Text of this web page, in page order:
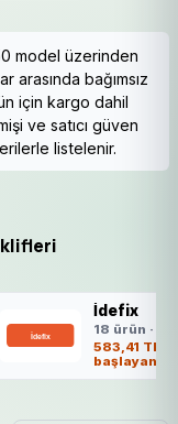
model üzerinden
bağımsız
için kargo dahil
ve satıcı güven
listelenir.
İdefix
18 ürün ·
583,41
başlayan